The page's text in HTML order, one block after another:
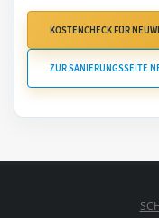
KOSTENCHECK FÜR
ZUR SANIERUNGSSEITE